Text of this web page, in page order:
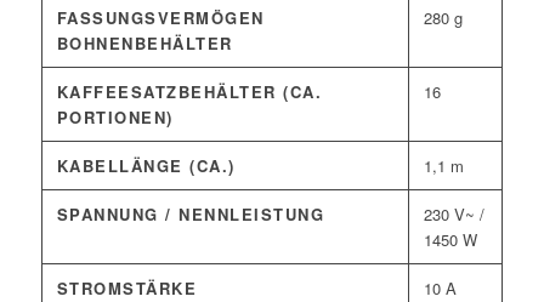
FASSUNGSVERMÖGEN
BOHNENBEHÄLTER
280 g
KAFFEESATZBEHÄLTER (CA.
PORTIONEN)
16
KABELLÄNGE (CA.) 1,1 m
SPANNUNG / NENNLEISTUNG
230 V~ /
1450 W
STROMSTÄRKE 10 A